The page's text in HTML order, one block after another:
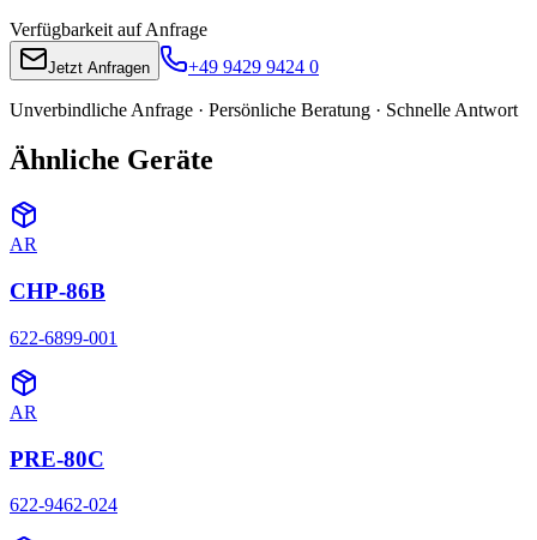
Verfügbarkeit auf Anfrage
Jetzt Anfragen +49 9429 9424 0
Unverbindliche Anfrage · Persönliche Beratung · Schnelle Antwort
Ähnliche Geräte
AR
CHP-86B
622-6899-001
AR
PRE-80C
622-9462-024